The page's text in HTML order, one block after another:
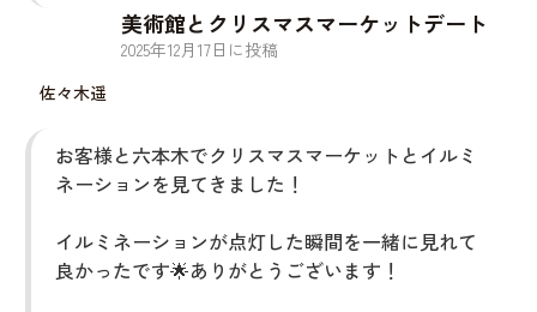
佐々木遥
美術館とクリスマスマーケットデート
2025年12月 17日に投稿
お客様と六本木でクリスマスマーケットとイルミ
ネーションを見てきました！
イルミネーションが点灯した瞬間を一緒に見れて
良かったです🌟ありがとうございます！